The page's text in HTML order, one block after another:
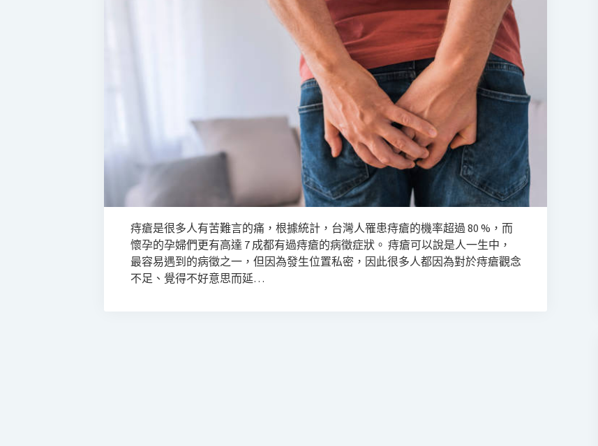
痔瘡是很多人有苦難言的痛，根據統計，台灣人罹患痔瘡的機率超過 80 %，而
懷孕的孕婦們更有高達 7 成都有過痔瘡的病徵症狀。 痔瘡可以說是人一生中，
最容易遇到的病徵之一，但因為發生位置私密，因此很多人都因為對於痔瘡觀念
不足、覺得不好意思而延…